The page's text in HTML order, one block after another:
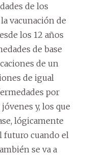
de los
vacunación de
los 12 años
de base
de un
de igual
por
y, los que
lógicamente
futuro cuando el
se va a